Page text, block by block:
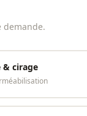
demande.
& cirage